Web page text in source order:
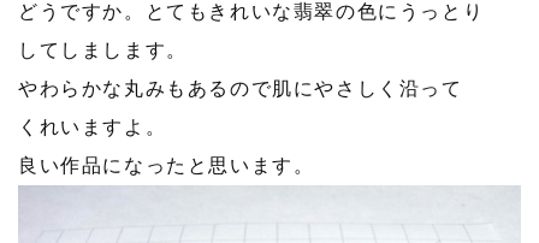
どうですか。とてもきれいな翡翠の色にうっとり
してしまします。
やわらかな丸みもあるので肌にやさしく沿って
くれいますよ。
良い作品になったと思います。